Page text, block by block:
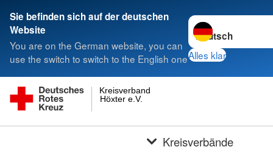
Sie befinden sich auf der deutschen
Website
You are on the German website, you can
use the switch to switch to the English one
Sprache wechseln
Alles klar
Höxter e.V.
Kreisverband
Kreisverbände